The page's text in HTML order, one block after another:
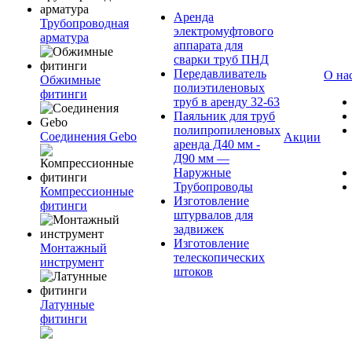
Трубопроводная
арматура
Обжимные
фитинги
Соединения Gebo
Компрессионные
фитинги
Монтажный
инструмент
Латунные
фитинги
Аренда
электромуфтового
аппарата для
сварки труб ПНД
Передавливатель
полиэтиленовых
труб в аренду 32-63
Паяльник для труб
полипропиленовых
аренда Д40 мм -
Д90 мм —
Наружные
Трубопроводы
Изготовление
штурвалов для
задвижек
Изготовление
телескопических
штоков
Акции
О